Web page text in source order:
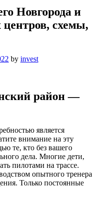
Новгорода и
схемы,
by invest
район —
является
внимание на эту
те, кто без вашего
дела. Многие дети,
пилотами на трассе.
опытного тренера
Только постоянные